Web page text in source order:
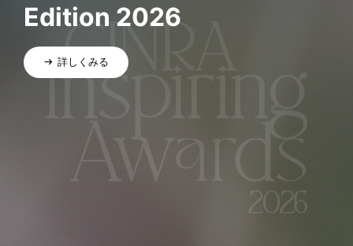
Edition 2026
詳しくみる